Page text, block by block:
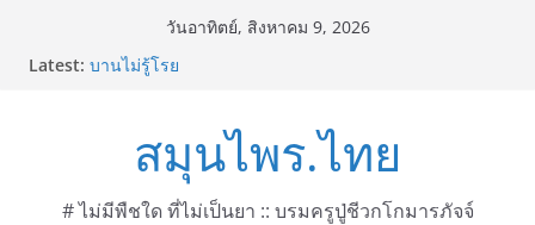
วันอาทิตย์, สิงหาคม 9, 2026
Latest: บานไม่รู้โรย
septentrionalis Donn. Smith.
บานไม่รู้โรยไฟเออร์เวิร์ค ชื่อวิทยาศาสตร์ Gomphrena
pulchella L. (Firework)
บานไม่รู้โรยป่า ชื่อวิทยาศาสตร์ Gomphrena
สมุนไพร.ไทย
# ไม่มีพืชใด ที่ไม่เป็นยา :: บรมครูปู่ชีวกโกมารภัจจ์